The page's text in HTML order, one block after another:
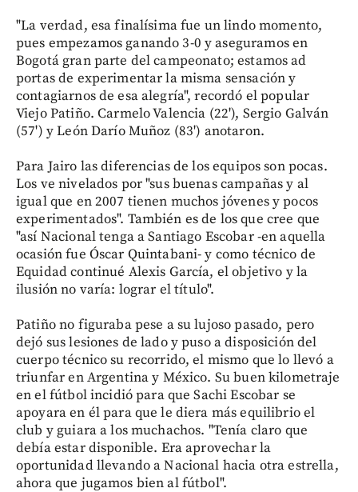
"La verdad, esa finalísima fue un lindo momento,
pues empezamos ganando 3-0 y aseguramos en
Bogotá gran parte del campeonato; estamos ad
portas de experimentar la misma sensación y
contagiarnos de esa alegría", recordó el popular
Viejo Patiño. Carmelo Valencia (22'), Sergio Galván
(57') y León Darío Muñoz (83') anotaron.
Para Jairo las diferencias de los equipos son pocas.
Los ve nivelados por "sus buenas campañas y al
igual que en 2007 tienen muchos jóvenes y pocos
experimentados". También es de los que cree que
"así Nacional tenga a Santiago Escobar -en aquella
ocasión fue Óscar Quintabani- y como técnico de
Equidad continué Alexis García, el objetivo y la
ilusión no varía: lograr el título".
Patiño no figuraba pese a su lujoso pasado, pero
dejó sus lesiones de lado y puso a disposición del
cuerpo técnico su recorrido, el mismo que lo llevó a
triunfar en Argentina y México. Su buen kilometraje
en el fútbol incidió para que Sachi Escobar se
apoyara en él para que le diera más equilibrio el
club y guiara a los muchachos. "Tenía claro que
debía estar disponible. Era aprovechar la
oportunidad llevando a Nacional hacia otra estrella,
ahora que jugamos bien al fútbol".